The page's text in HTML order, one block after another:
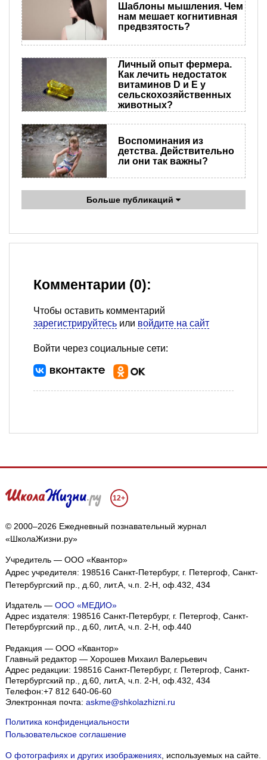
Шаблоны мышления. Чем
нам мешает когнитивная
предвзятость?
Личный опыт фермера.
Как лечить недостаток
витаминов D и Е у
сельскохозяйственных
животных?
Воспоминания из
детства. Действительно
ли они так важны?
Больше публикаций
Комментарии (0):
Чтобы оставить комментарий
зарегистрируйтесь или войдите на сайт
Войти через социальные сети:
12+
© 2000–2026 Ежедневный познавательный журнал
«ШколаЖизни.ру»
Учредитель — ООО «Квантор»
Адрес учредителя: 198516 Санкт-Петербург, г. Петергоф, Санкт-
Петербургский пр., д.60, лит.А, ч.п. 2-Н, оф.432, 434
Издатель — ООО «МЕДИО»
Адрес издателя: 198516 Санкт-Петербург, г. Петергоф, Санкт-
Петербургский пр., д.60, лит.А, ч.п. 2-Н, оф.440
Редакция — ООО «Квантор»
Главный редактор — Хорошев Михаил Валерьевич
Адрес редакции: 198516 Санкт-Петербург, г. Петергоф, Санкт-
Петербургский пр., д.60, лит.А, ч.п. 2-Н, оф.432, 434
Телефон:+7 812 640-06-60
Электронная почта: askme@shkolazhizni.ru
Политика конфиденциальности
Пользовательское соглашение
О фотографиях и других изображениях, используемых на сайте.